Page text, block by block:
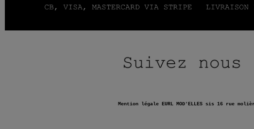
Mention légale EURL MOD'ELLES sis 16 rue